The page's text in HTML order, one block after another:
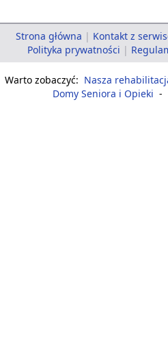
Strona główna | Kontakt z
Polityka prywatności |
Warto zobaczyć: Nasza
Domy Seniora i Opieki -